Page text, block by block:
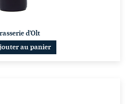
d’Olt
au panier